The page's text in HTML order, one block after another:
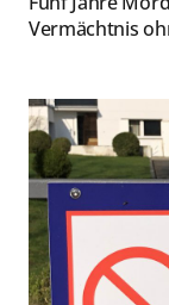
Vermächtnis